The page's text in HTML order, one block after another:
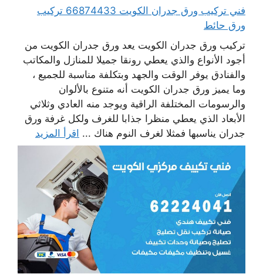
فني تركيب ورق جدران الكويت 66874433 تركيب
ورق حائط
تركيب ورق جدران الكويت يعد ورق جدران الكويت من
أجود الأنواع والذي يعطي رونقا جميلا للمنازل والمكاتب
والفنادق يوفر الوقت والجهد وبتكلفة مناسبة للجميع ،
وما يميز ورق جدران الكويت أنه متنوع بالألوان
والرسومات المختلفة الراقية ويوجد منه العادي وثلاثي
الأبعاد الذي يعطي منظرا جذابا للغرف ولكل غرفة ورق
جدران يناسبها فمثلا لغرف النوم هناك ... اقرأ المزيد